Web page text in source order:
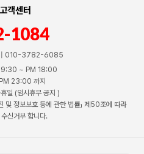
고객센터
1084
010-3782-6085
9:30 ~ PM 18:00
23:00 까지
일 (임시휴무 공지 )
및 정보보호 등에 관한 법률」 제50조에 따라
신거부 합니다.